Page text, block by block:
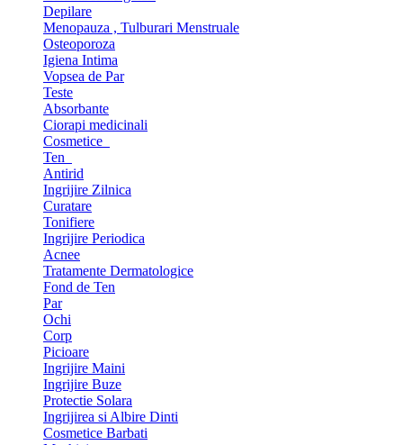
Depilare
Menopauza , Tulburari Menstruale
Osteoporoza
Igiena Intima
Vopsea de Par
Teste
Absorbante
Ciorapi medicinali
Cosmetice
Ten
Antirid
Ingrijire Zilnica
Curatare
Tonifiere
Ingrijire Periodica
Acnee
Tratamente Dermatologice
Fond de Ten
Par
Ochi
Corp
Picioare
Ingrijire Maini
Ingrijire Buze
Protectie Solara
Ingrijirea si Albire Dinti
Cosmetice Barbati